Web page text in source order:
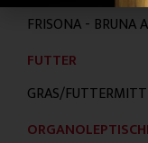
FRISONA - BRUNA
FUTTER
GRAS/